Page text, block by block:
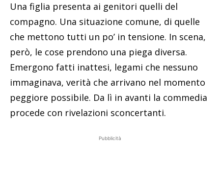
Una figlia presenta ai genitori quelli del
compagno. Una situazione comune, di quelle
che mettono tutti un po’ in tensione. In scena,
però, le cose prendono una piega diversa.
Emergono fatti inattesi, legami che nessuno
immaginava, verità che arrivano nel momento
peggiore possibile. Da lì in avanti la commedia
procede con rivelazioni sconcertanti.
Pubblicità